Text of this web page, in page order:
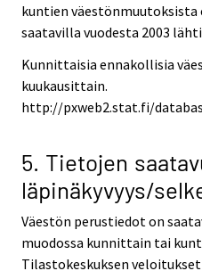
kuntien väestönmuutoksista
saatavilla vuodesta 2003
Kunnittaisia ennakollisia
kuukausittain.
http://pxweb2.stat.fi/
5. Tietojen
läpinäkyvyys/
Väestön perustiedot on
muodossa kunnittain tai
Tilastokeskuksen